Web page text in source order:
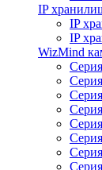
IP
IP
IP
WizMind